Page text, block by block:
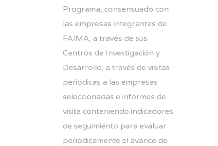
Programa, consensuado con
las empresas integrantes de
FAIMA, a través de sus
Centros de Investigación y
Desarrollo, a través de visitas
periódicas a las empresas
seleccionadas e informes de
visita conteniendo indicadores
de seguimiento para evaluar
periódicamente el avance de